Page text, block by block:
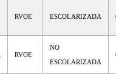
RVOE ESCOLARIZADA
RVOE
NO
ESCOLARIZADA